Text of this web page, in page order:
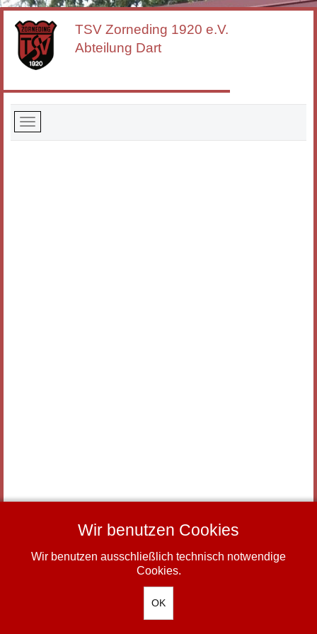
TSV Zorneding 1920 e.V.
Abteilung Dart
Impressum-Datenschutz
© TSV Zorneding 1920 e.V.
Wir benutzen Cookies
Wir benutzen ausschließlich technisch notwendige
Cookies.
OK